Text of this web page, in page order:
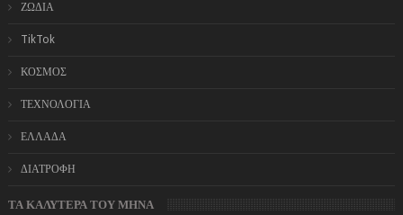
ΖΩΔΙΑ
TikTok
ΚΟΣΜΟΣ
ΤΕΧΝΟΛΟΓΙΑ
ΕΛΛΑΔΑ
ΔΙΑΤΡΟΦΗ
ΤΑ ΚΑΛΥΤΕΡΑ ΤΟΥ ΜΗΝΑ